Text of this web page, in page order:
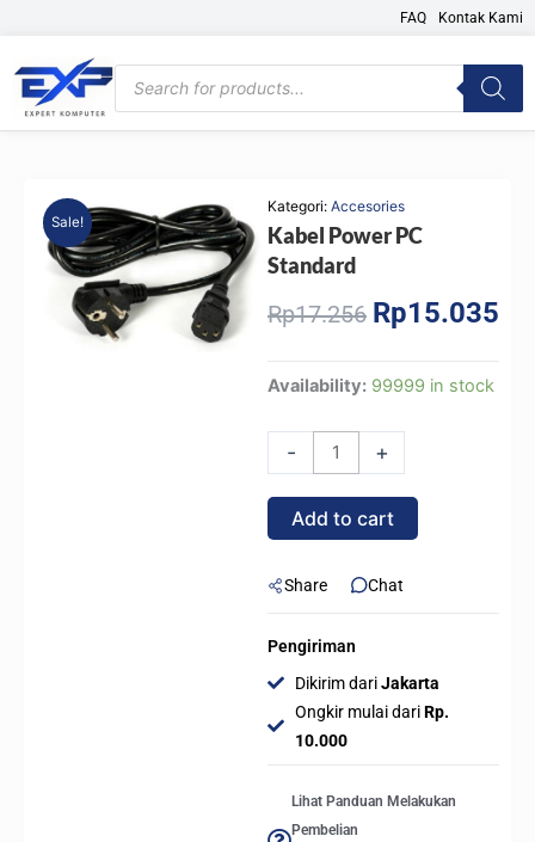
content
FAQ Kontak Kami
Products
search
Sale!
Kategori: Accesories
Kabel Power PC
Standard
Rp17.256 Original
Rp17.256.
Rp15.035
Availability: 99999 in stock
-
Kabel
Standard
quantity
+
Add to cart
Share Chat
Pengiriman
Dikirim dariJakarta
Ongkir mulai dariRp.
10.000
Lihat Panduan Melakukan
Pembelian